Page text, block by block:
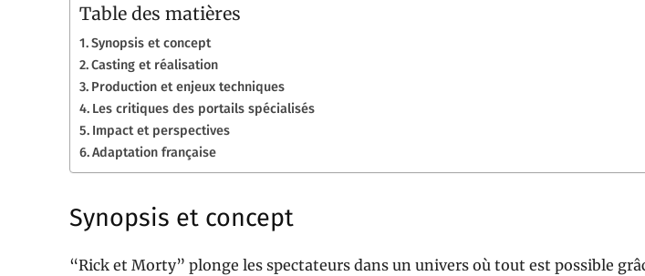
Table des matières
Synopsis et concept
Casting et réalisation
Production et enjeux techniques
Les critiques des portails spécialisés
Impact et perspectives
Adaptation française
Synopsis et concept
“Rick et Morty” plonge les spectateurs dans un univers où tout est possible